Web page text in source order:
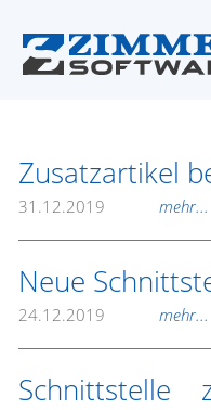
Zusatzartikel
31.12.2019 mehr...
Neue
24.12.2019 mehr...
Schnittstelle